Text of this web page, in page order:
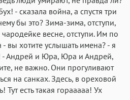
- сказала война, а спустя три
бы это? Зима-зима, отступи,
весне, отступи. Им по
вы хотите услышать имена? - я
- Андрей и Юра, Юра и Андрей,
не важно. Они прогуливают
на санках. Здесь, в ореховой
Тут есть такая горааааа! Ух